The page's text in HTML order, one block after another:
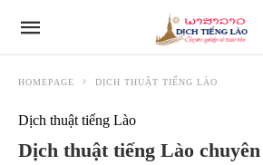
HOMEPAGE DỊCH THUẬT TIẾNG LÀO
Dịch thuật tiếng Lào
Dịch thuật tiếng Lào